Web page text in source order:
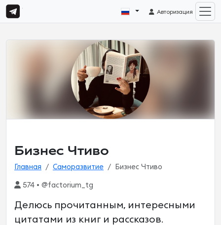
Авторизация
Бизнес Чтиво
Главная Саморазвитие Бизнес Чтиво
574 • @factorium_tg
Делюсь прочитанным, интересными
цитатами из книг и рассказов.